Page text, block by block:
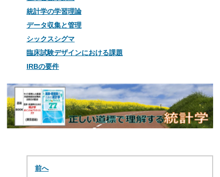
統計学の学習理論
データ収集と管理
シックスシグマ
臨床試験デザインにおける課題
IRBの要件
前へ